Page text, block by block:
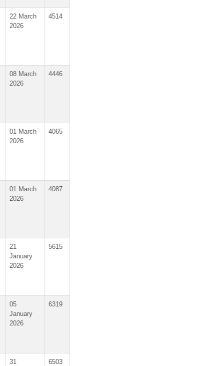
22 March
2026
4514
08 March
2026
4446
01 March
2026
4065
01 March
2026
4087
21
January
2026
5615
05
January
2026
6319
31
6503